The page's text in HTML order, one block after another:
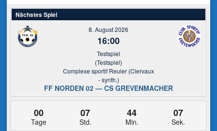
Nächstes Spiel
8. August 2026
16:00
Testspiel
(Testspiel)
Complexe sportif Reuler (Clervaux
- synth.)
FF NORDEN 02 — CS GREVENMACHER
00
Tage
07
Std.
44
Min.
07
Sek.